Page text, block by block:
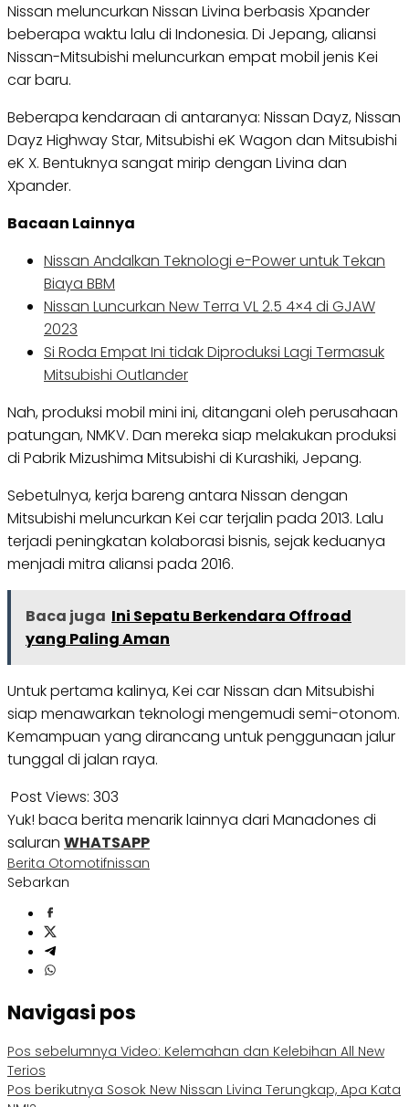
Nissan meluncurkan Nissan Livina berbasis Xpander
beberapa waktu lalu di Indonesia. Di Jepang, aliansi
Nissan-Mitsubishi meluncurkan empat mobil jenis Kei
car baru.
Beberapa kendaraan di antaranya: Nissan Dayz, Nissan
Dayz Highway Star, Mitsubishi eK Wagon dan Mitsubishi
eK X. Bentuknya sangat mirip dengan Livina dan
Xpander.
Bacaan Lainnya
Nissan Andalkan Teknologi e-Power untuk Tekan
Biaya BBM
Nissan Luncurkan New Terra VL 2.5 4×4 di GJAW
2023
Si Roda Empat Ini tidak Diproduksi Lagi Termasuk
Mitsubishi Outlander
Nah, produksi mobil mini ini, ditangani oleh perusahaan
patungan, NMKV. Dan mereka siap melakukan produksi
di Pabrik Mizushima Mitsubishi di Kurashiki, Jepang.
Sebetulnya, kerja bareng antara Nissan dengan
Mitsubishi meluncurkan Kei car terjalin pada 2013. Lalu
terjadi peningkatan kolaborasi bisnis, sejak keduanya
menjadi mitra aliansi pada 2016.
Baca juga Ini Sepatu Berkendara Offroad
yang Paling Aman
Untuk pertama kalinya, Kei car Nissan dan Mitsubishi
siap menawarkan teknologi mengemudi semi-otonom.
Kemampuan yang dirancang untuk penggunaan jalur
tunggal di jalan raya.
Post Views: 303
Yuk! baca berita menarik lainnya dari Manadones di
saluran WHATSAPP
Berita Otomotifnissan
Sebarkan
Navigasi pos
Pos sebelumnya Video: Kelemahan dan Kelebihan All New
Terios
Pos berikutnya Sosok New Nissan Livina Terungkap, Apa Kata